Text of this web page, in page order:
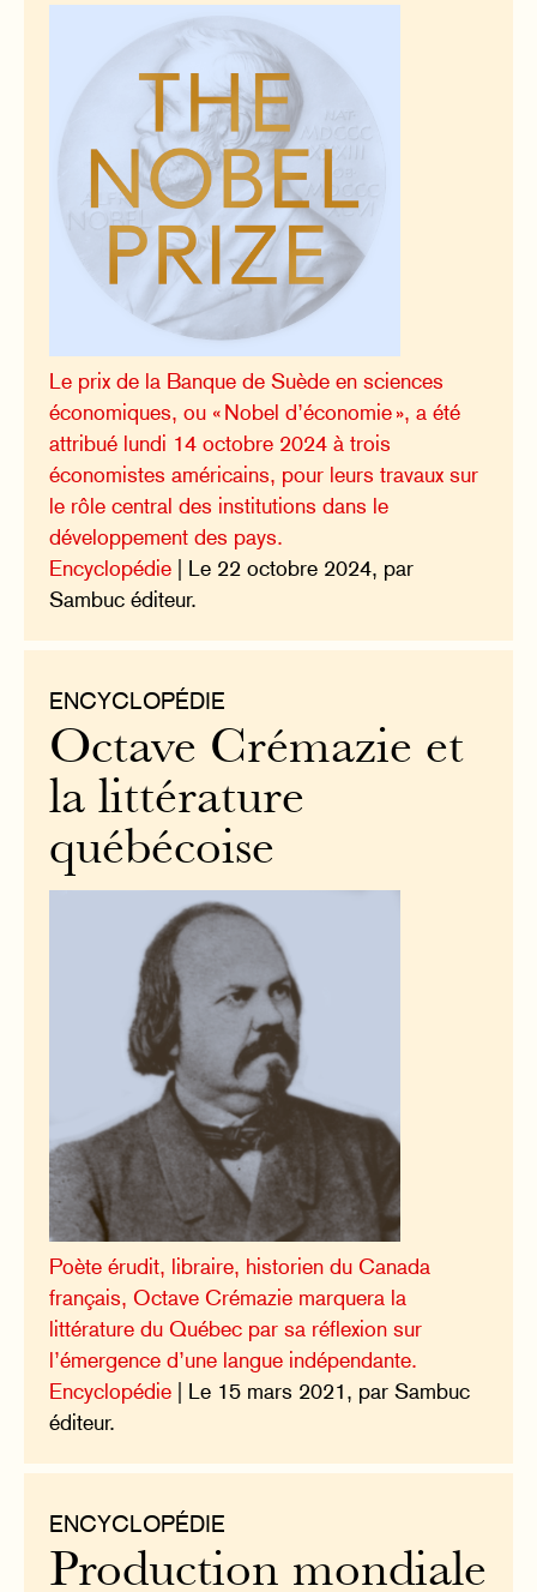
Le prix de la Banque de Suède en sciences
économiques, ou « Nobel d’économie », a été
attribué lundi 14 octobre 2024 à trois
économistes américains, pour leurs travaux sur
le rôle central des institutions dans le
développement des pays.
Encyclopédie | Le 22 octobre 2024, par
Sambuc éditeur.
ENCYCLOPÉDIE
Octave Crémazie et
la littérature
québécoise
Poète érudit, libraire, historien du Canada
français, Octave Crémazie marquera la
littérature du Québec par sa réflexion sur
l’émergence d’une langue indépendante.
Encyclopédie | Le 15 mars 2021, par Sambuc
éditeur.
ENCYCLOPÉDIE
Production mondiale